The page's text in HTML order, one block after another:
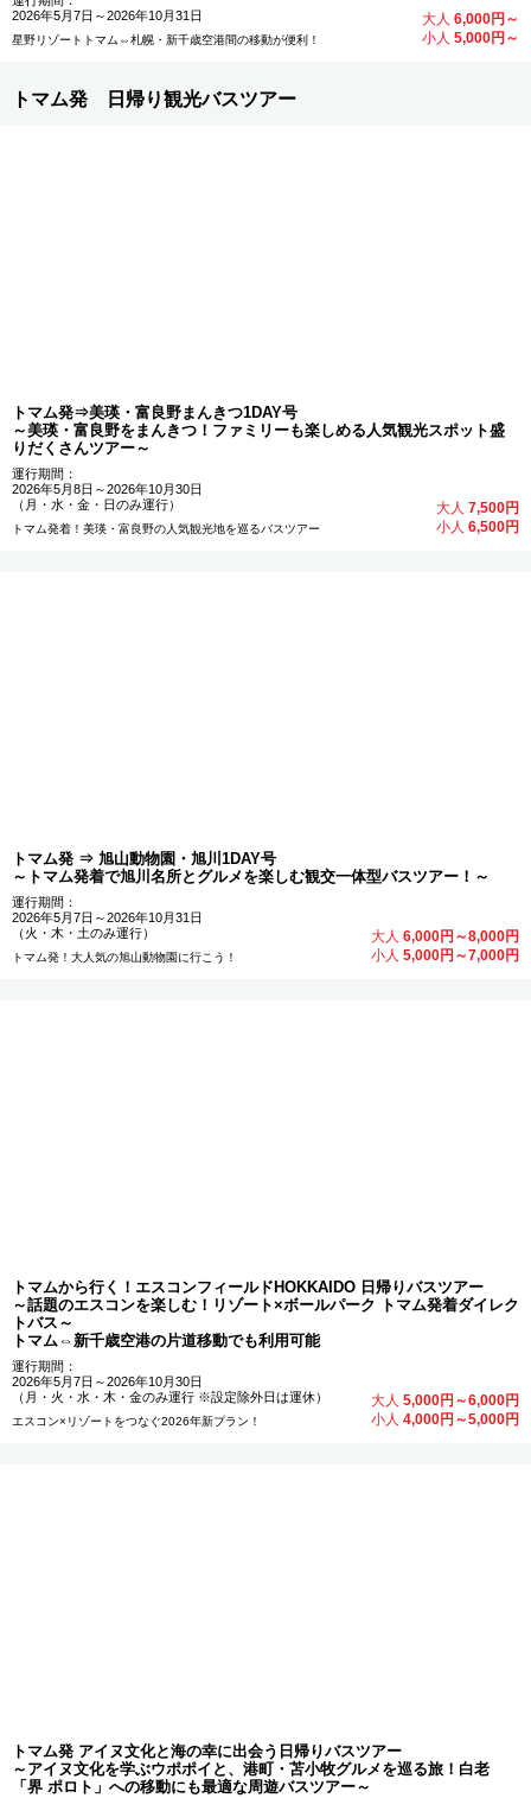
2026年5月7日～2026年10月31日
星野リゾートトマム⇔札幌・新千歳空港間の移動が便利！
大人 6,000円～
小人 5,000円～
トマム発 日帰り観光バスツアー
トマム発⇒美瑛・富良野まんきつ1DAY号
～美瑛・富良野をまんきつ！ファミリーも楽しめる人気観光スポット盛
りだくさんツアー～
運行期間：
2026年5月8日～2026年10月30日
（月・水・金・日のみ運行）
トマム発着！美瑛・富良野の人気観光地を巡るバスツアー
大人 7,500円
小人 6,500円
トマム発 ⇒ 旭山動物園・旭川1DAY号
～トマム発着で旭川名所とグルメを楽しむ観交一体型バスツアー！～
運行期間：
2026年5月7日～2026年10月31日
（火・木・土のみ運行）
トマム発！大人気の旭山動物園に行こう！
大人 6,000円～8,000円
小人 5,000円～7,000円
トマムから行く！エスコンフィールドHOKKAIDO 日帰りバスツアー
～話題のエスコンを楽しむ！リゾート×ボールパーク トマム発着ダイレク
トバス～
トマム⇔新千歳空港の片道移動でも利用可能
運行期間：
2026年5月7日～2026年10月30日
（月・火・水・木・金のみ運行 ※設定除外日は運休）
エスコン×リゾートをつなぐ2026年新プラン！
大人 5,000円～6,000円
小人 4,000円～5,000円
トマム発 アイヌ文化と海の幸に出会う日帰りバスツアー
～アイヌ文化を学ぶウポポイと、港町・苫小牧グルメを巡る旅！白老
「界 ポロト」への移動にも最適な周遊バスツアー～